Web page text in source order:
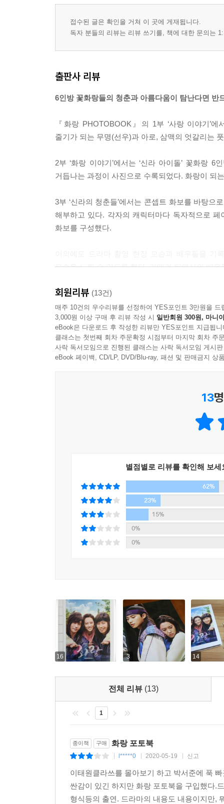
접수된 글은 확인을 거쳐 이 곳에 게재됩니다.
독자 분들의 리뷰는 리뷰 쓰기를, 책에 대한 문의는
출판사 리뷰
6인방 꽃화랑들의 청춘과 아름다움이 탐난다면 반
『화랑 PHOTOBOOK』의 1부 ‘사랑 이야기’
줄기가 되는 무명(선우)과 아로, 삼맥의 엇갈리는
2부 ‘화랑 이야기’에서는 ‘신라 아이돌’ 꽃화랑
거듭나는 과정이 사진으로 수록되었다. 화랑이 되
3부 ‘신라의 청춘들’에서는 콘셉트 화보를 바탕
해부하고 있다. 각자의 캐릭터마다 독자적으로
화보를 구성했다.
모습을 느낄 수 있도록 했다. 카메라 뒤에서의 배
등장인물 소개
무명 / 선우 cast 박서준
“어떨 땐 개 같고, 어떨 땐 새 같다 그래서, 개.새.공.”
비밀스런 사연을 간직한 채 핏덩이 때부터 우륵
가지고 다니면서 중요한 순간마다 결정하고 일단
“저는 천인입니까, 진골입니까? 골품 따윈 접어둔
오라버니 선우와 변태공 삼맥종, 두 사람의 등장
“어머니가 나를 증명해주지 않는다면, 누가 나를
어지럽히기 위해 화랑이 되기로 결심한다. 그곳
수호 cast 최민호
이찬 김습의 외아들로 귀족 중의 귀족, 진골 중의
권력과 권세를 누리는 게 공기처럼 당연한 어
본래 소탈하고 착한 성정을 지녔으나 박영실의
눈치를 보는 이들이라 염증이 나지만 양아버지의
한성 cast 김태형
화랑도의 막내 화랑. 천사같이 맑은 얼굴을 가진
오랫동안 성골을 배출하는 왕비 집안에서 태어났
미모의 사내.
회원리뷰 (13건)
매주 10건의 우수리뷰를 선정하여 YES포인트 3만원을 드
3,000원 이상 구매 후 리뷰 작성 시 일반회원 300원, 마니
eBook은 다운로드 후 작성한 리뷰만 YES포인트 지급됩니
클래스는 첫번째 회차 주문확정 시점부터 마지막 회차 주
사락 독서모임으로 진행된 클래스는 사락 독서모임 게시
eBook 페이백, CD/LP, DVD/Blu-ray, 패션 및 판매금지 상
13
별점별로 리뷰를 확인해 보세
62%
23%
15%
0%
0%
16 3 14
전체 리뷰 (13)
1
종이책 구매 화랑 포토북
l*****0 2020-05-19 신고
이태원클라쓰를 몰아보기 하고 박서준에 푹
싼감이 있긴 하지만 화랑 포토북을 구입했다.
형식등의 출연. 드라마의 내용도 내용이지만,